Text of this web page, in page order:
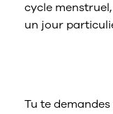
cycle
un jour
Tu te